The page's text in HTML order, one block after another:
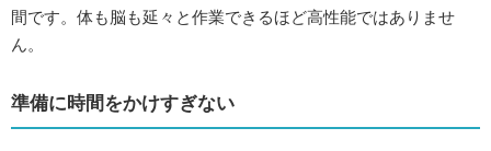
間です。体も脳も延々と作業できるほど高性能ではありませ
ん。
準備に時間をかけすぎない